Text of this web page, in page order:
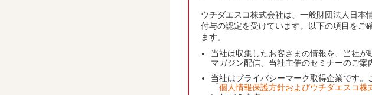
ウチダエスコ株式会社は、一般財団法人日本
付与の認定を受けています。以下の項目をご
ます。
当社は収集したお客さまの情報を、当社
マガジン配信、当社主催のセミナーのご案
当社はプライバシーマーク取得企業です。
「個人情報保護方針およびウチダエスコ